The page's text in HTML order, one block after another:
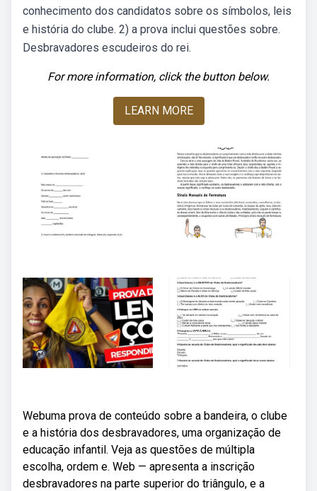
conhecimento dos candidatos sobre os símbolos, leis
e história do clube. 2) a prova inclui questões sobre.
Desbravadores escudeiros do rei.
For more information, click the button below.
LEARN MORE
Webuma prova de conteúdo sobre a bandeira, o clube
e a história dos desbravadores, uma organização de
educação infantil. Veja as questões de múltipla
escolha, ordem e. Web — apresenta a inscrição
desbravadores na parte superior do triângulo, e a